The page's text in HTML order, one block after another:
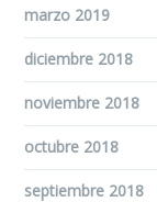
marzo 2019
diciembre 2018
noviembre 2018
octubre 2018
septiembre 2018